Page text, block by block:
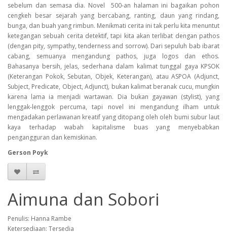
sebelum dan semasa dia. Novel 500-an halaman ini bagaikan pohon
cengkeh besar sejarah yang bercabang, ranting, daun yang rindang,
bunga, dan buah yang rimbun. Menikmati cerita ini tak perlu kita menuntut
ketegangan sebuah cerita detektif, tapi kita akan terlibat dengan pathos
(dengan pity, sympathy, tenderness and sorrow). Dari sepuluh bab ibarat
cabang, semuanya mengandung pathos, juga logos dan ethos.
Bahasanya bersih, jelas, sederhana dalam kalimat tunggal gaya KPSOK
(Keterangan Pokok, Sebutan, Objek, Keterangan), atau ASPOA (Adjunct,
Subject, Predicate, Object, Adjunct), bukan kalimat beranak cucu, mungkin
karena lama ia menjadi wartawan. Dia bukan gayawan (stylist), yang
lenggak-lenggok percuma, tapi novel ini mengandung ilham untuk
mengadakan perlawanan kreatif yang ditopang oleh oleh bumi subur laut
kaya terhadap wabah kapitalisme buas yang menyebabkan
pengangguran dan kemiskinan.
Gerson Poyk
Aimuna dan Sobori
Penulis: Hanna Rambe
Ketersediaan: Tersedia